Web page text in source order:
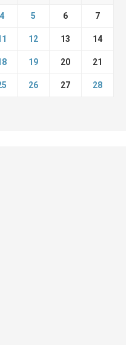
4 5 6 7
12 13 14
19 20 21
26 27 28